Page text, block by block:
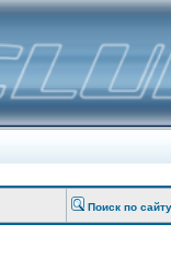
Поиск по сайту